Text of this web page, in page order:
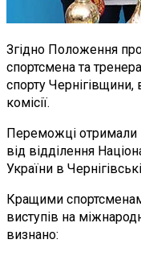
Згідно Положення
спортсмена та
спорту Чернігівщини,
комісії.
Переможці отримали
від відділення
України в
Кращими
виступів на
визнано: